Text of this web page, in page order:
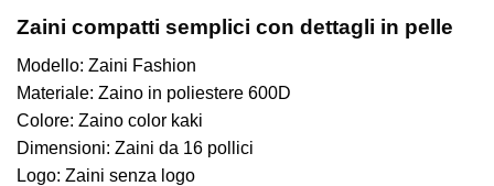
Zaini compatti semplici con dettagli in pelle
Modello: Zaini Fashion
Materiale: Zaino in poliestere 600D
Colore: Zaino color kaki
Dimensioni: Zaini da 16 pollici
Logo: Zaini senza logo